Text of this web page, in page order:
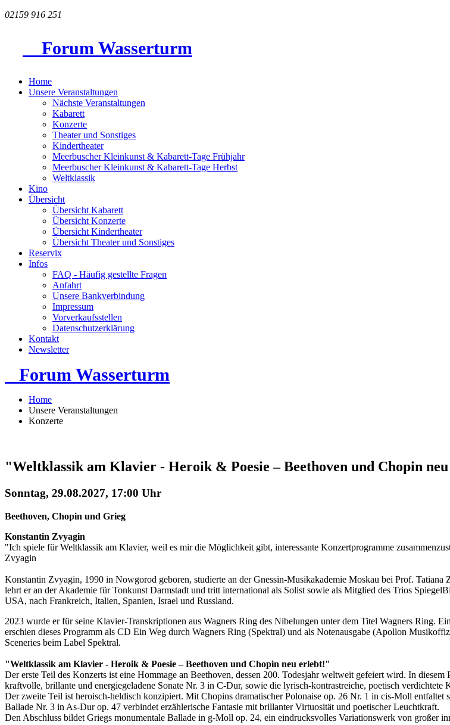
02159 916 251
Forum Wasserturm
Home
Unsere Veranstaltungen
Nächste Veranstaltungen
Kabarett
Konzerte
Theater und Sonstiges
Kindertheater
Meerbuscher Kleinkunst & Kabarett-Tage Frühjahr
Meerbuscher Kleinkunst & Kabarett-Tage Herbst
Weltklassik
Kino
Übersicht
Übersicht Kabarett
Übersicht Konzerte
Übersicht Kindertheater
Übersicht Theater und Sonstiges
Reservix
Infos
FAQ - Häufig gestellte Fragen
Anfahrt
Unsere Bankverbindung
Impressum
Vorverkaufsstellen
Datenschutzerklärung
Kontakt
Newsletter
Forum Wasserturm
Home
Unsere Veranstaltungen
Konzerte
"Weltklassik am Klavier - Heroik & Poesie – Beethoven und Chopin
Sonntag, 29.08.2027, 17:00 Uhr
Beethoven, Chopin und Grieg
Konstantin Zvyagin
"Ich spiele für Weltklassik am Klavier, weil es mir die Möglichkeit gibt, interessante Konzertprogramme
Zvyagin
Konstantin Zvyagin, 1990 in Nowgorod geboren, studierte an der Gnessin-Musikakademie Moskau bei Prof.
lehrt er an der Akademie für Tonkunst Darmstadt und tritt international als Solist sowie als Mitglied des Trios
USA, nach Frankreich, Italien, Spanien, Israel und Russland.
2023 wurde er für seine Klavier-Transkriptionen aus Wagners Ring des Nibelungen unter dem Titel Wagners Ring.
erschien dieses Programm als CD Ein Weg durch Wagners Ring (Spektral) und als Notenausgabe (Apollon
Sceneries beim Label Spektral.
"Weltklassik am Klavier - Heroik & Poesie – Beethoven und Chopin neu erlebt!"
Der erste Teil des Konzerts ist eine Hommage an Beethoven, dessen 200. Todesjahr weltweit gefeiert wird. In
kraftvolle, brillante und energiegeladene Sonate Nr. 3 in C-Dur, sowie die lyrisch-kontrastreiche, poetisch verdichtete
Der zweite Teil ist heroisch-heldisch konzipiert. Mit Chopins dramatischer Polonaise op. 26 Nr. 1 in cis-Moll
Ballade Nr. 3 in As-Dur op. 47 verbindet erzählerische Fantasie mit brillanter Virtuosität und poetischer Leuchtkraft.
Den Abschluss bildet Griegs monumentale Ballade in g-Moll op. 24, ein eindrucksvolles Variationswerk von großer